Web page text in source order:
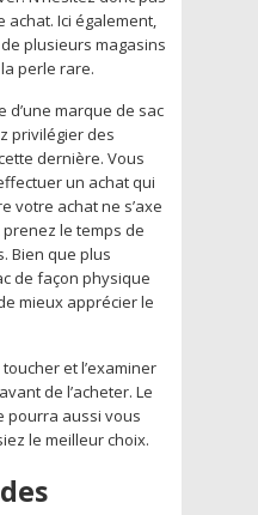
Ici également,
plusieurs magasins
perle rare.
d’une marque de sac
privilégier des
dernière. Vous
un achat qui
votre achat ne s’axe
le temps de
Bien que plus
de façon physique
mieux apprécier le
et l’examiner
de l’acheter. Le
pourra aussi vous
le meilleur choix.